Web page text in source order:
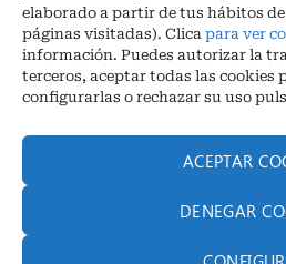
elaborado a partir de tus hábitos
páginas visitadas). Clica para ver
información. Puedes autorizar la
terceros, aceptar todas las cookies
configurarlas o rechazar su uso
ACEPTAR
DENEGAR
COORDENADAS: Latitud: 37,40 –
30 68
info@infrico.com Infrico SL 2026©.